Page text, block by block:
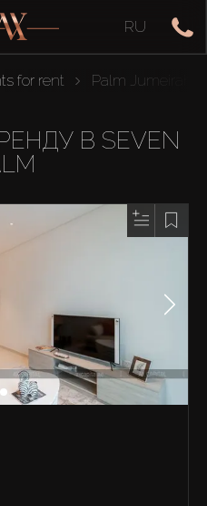
RU
for rent Palm Jumeirah
В SEVEN